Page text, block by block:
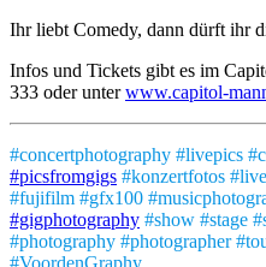
Ihr liebt Comedy, dann dürft ihr
Infos und Tickets gibt es im
333 oder unterwww.capitol-
#concertphotography #livepics
#picsfromgigs #konzertfotos
#fujifilm #gfx100
#gigphotography #show #stage
#photography #photographer
#VoordenGraphy